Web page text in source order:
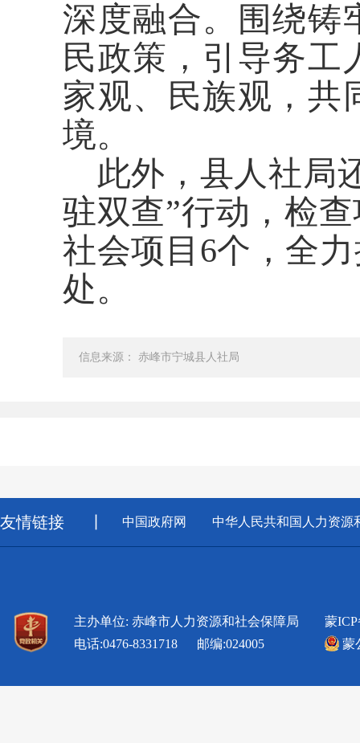
深度融合。围绕铸
民政策，引导务工
家观、民族观，共
境。
此外，县人社局
驻双查”行动，检
社会项目6个，全
处。
信息来源： 赤峰市宁城县人社局
友情链接 中国政府网 中华人民共和国人力资源
主办单位: 赤峰市人力资源和社会保障局
电话:0476-8331718 邮编:024005
蒙ICP
蒙